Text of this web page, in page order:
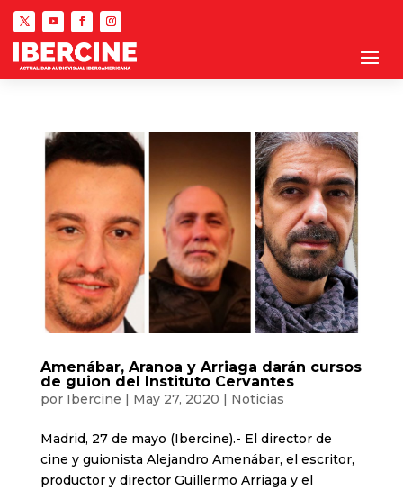
Amenábar, Aranoa y Arriaga darán cursos
de guion del Instituto Cervantes
por Ibercine | May 27, 2020 | Noticias
Madrid, 27 de mayo (Ibercine).- El director de
cine y guionista Alejandro Amenábar, el escritor,
productor y director Guillermo Arriaga y el